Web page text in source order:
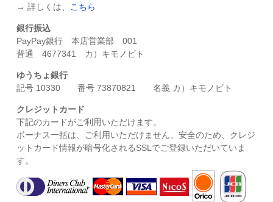
→ 詳しくは、
こちら
銀行振込
PayPay銀行 本店営業部 001
普通 4677341 カ）キモノビト
ゆうちょ銀行
記号 10330 番号 73870821 名義 カ）キモノビト
クレジットカード
下記のカードがご利用いただけます。
ボーナス一括は、ご利用いただけません。安全のため、クレジ
ットカード情報が暗号化されるSSLでご登録いただいていま
す。